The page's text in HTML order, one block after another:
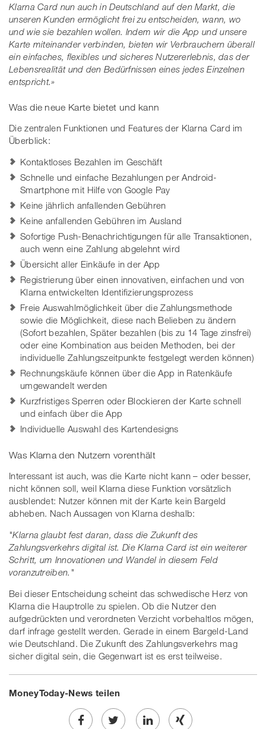
Klarna Card nun auch in Deutschland auf den Markt, die
unseren Kunden ermöglicht frei zu entscheiden, wann, wo
und wie sie bezahlen wollen. Indem wir die App und unsere
Karte miteinander verbinden, bieten wir Verbrauchern überall
ein einfaches, flexibles und sicheres Nutzererlebnis, das der
Lebensrealität und den Bedürfnissen eines jedes Einzelnen
entspricht.»
Was die neue Karte bietet und kann
Die zentralen Funktionen und Features der Klarna Card im
Überblick:
Kontaktloses Bezahlen im Geschäft
Schnelle und einfache Bezahlungen per Android-
Smartphone mit Hilfe von Google Pay
Keine jährlich anfallenden Gebühren
Keine anfallenden Gebühren im Ausland
Sofortige Push-Benachrichtigungen für alle Transaktionen,
auch wenn eine Zahlung abgelehnt wird
Übersicht aller Einkäufe in der App
Registrierung über einen innovativen, einfachen und von
Klarna entwickelten Identifizierungsprozess
Freie Auswahlmöglichkeit über die Zahlungsmethode
sowie die Möglichkeit, diese nach Belieben zu ändern
(Sofort bezahlen, Später bezahlen (bis zu 14 Tage zinsfrei)
oder eine Kombination aus beiden Methoden, bei der
individuelle Zahlungszeitpunkte festgelegt werden können)
Rechnungskäufe können über die App in Ratenkäufe
umgewandelt werden
Kurzfristiges Sperren oder Blockieren der Karte schnell
und einfach über die App
Individuelle Auswahl des Kartendesigns
Was Klarna den Nutzern vorenthält
Interessant ist auch, was die Karte nicht kann – oder besser,
nicht können soll, weil Klarna diese Funktion vorsätzlich
ausblendet: Nutzer können mit der Karte kein Bargeld
abheben. Nach Aussagen von Klarna deshalb:
"Klarna glaubt fest daran, dass die Zukunft des
Zahlungsverkehrs digital ist. Die Klarna Card ist ein weiterer
Schritt, um Innovationen und Wandel in diesem Feld
voranzutreiben."
Bei dieser Entscheidung scheint das schwedische Herz von
Klarna die Hauptrolle zu spielen. Ob die Nutzer den
aufgedrückten und verordneten Verzicht vorbehaltlos mögen,
darf infrage gestellt werden. Gerade in einem Bargeld-Land
wie Deutschland. Die Zukunft des Zahlungsverkehrs mag
sicher digital sein, die Gegenwart ist es erst teilweise.
MoneyToday-News teilen